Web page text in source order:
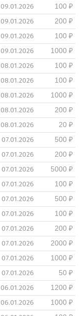
09.01.2026
100 ₽
09.01.2026
200 ₽
09.01.2026
100 ₽
09.01.2026
1000 ₽
08.01.2026
100 ₽
08.01.2026
100 ₽
08.01.2026
1000 ₽
08.01.2026
200 ₽
08.01.2026
20 ₽
07.01.2026
500 ₽
07.01.2026
200 ₽
07.01.2026
5000 ₽
07.01.2026
100 ₽
07.01.2026
500 ₽
07.01.2026
100 ₽
07.01.2026
200 ₽
07.01.2026
2000 ₽
07.01.2026
1000 ₽
07.01.2026
50 ₽
06.01.2026
1200 ₽
06.01.2026
1000 ₽